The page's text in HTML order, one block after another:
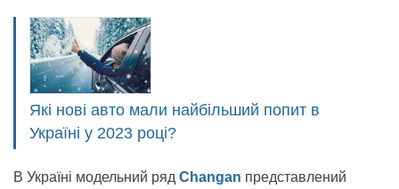
Які нові авто мали найбільший попит в
Україні у 2023 році?
В Україні модельний ряд Changan представлений